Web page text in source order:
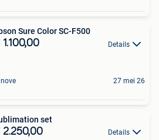
Sure Color SC-F500
Details
27 mei 26
set
2.250,00 Details